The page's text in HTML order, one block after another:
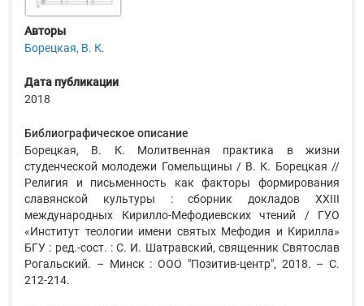
Авторы
Борецкая, В. К.
Дата публикации
2018
Библиографическое описание
Борецкая, В. К. Молитвенная практика в жизни
студенческой молодежи Гомельщины / В. К. Борецкая //
Религия и письменность как факторы формирования
славянской культуры : сборник докладов XXIII
международных Кирилло-Мефодиевских чтений / ГУО
«Институт теологии имени святых Мефодия и Кирилла»
БГУ : ред.-сост. : С. И. Шатравский, священник Святослав
Рогальский. – Минск : ООО "Позитив-центр", 2018. – С.
212-214.